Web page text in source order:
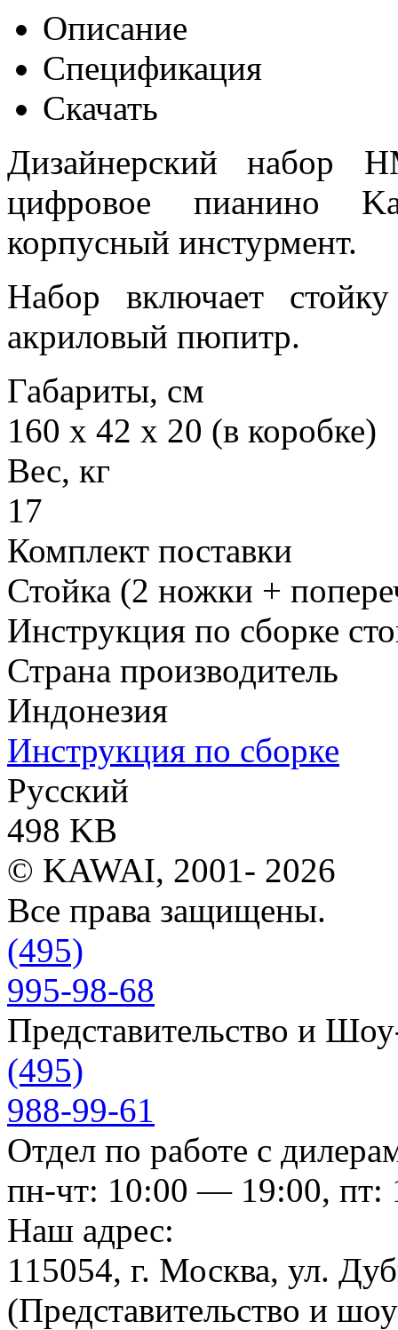
Описание
Спецификация
Скачать
Дизайнерский набор
цифровое пианино
корпусный инстурмент.
Набор включает
акриловый пюпитр.
Габариты, см
160 х 42 х 20 (в коробке)
Вес, кг
17
Комплект поставки
Стойка (2 ножки +
Инструкция по сборке
Страна производитель
Индонезия
Инструкция по сборке
Русский
498 KB
© KAWAI, 2001- 2026
Все права защищены.
(495)
995-98-68
Представительство и
(495)
988-99-61
Отдел по работе с
пн-чт: 10:00 — 19:00, пт:
Наш адрес:
115054, г. Москва, ул.
(Представительство и